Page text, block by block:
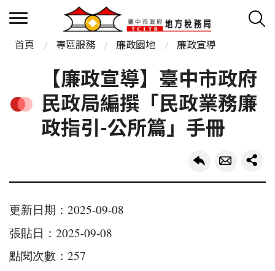
首頁 專區服務 廉政園地 廉政宣導
【廉政宣導】臺中市政府
民政局編撰「民政業務廉
政指引-公所篇」手冊
更新日期：2025-09-08
張貼日：2025-09-08
點閱次數：257